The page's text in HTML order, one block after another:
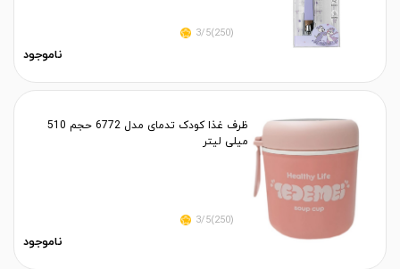
(250)3/5
ناموجود
ظرف غذا کودک تدمای مدل 6772 حجم 510
میلی لیتر
(250)3/5
ناموجود